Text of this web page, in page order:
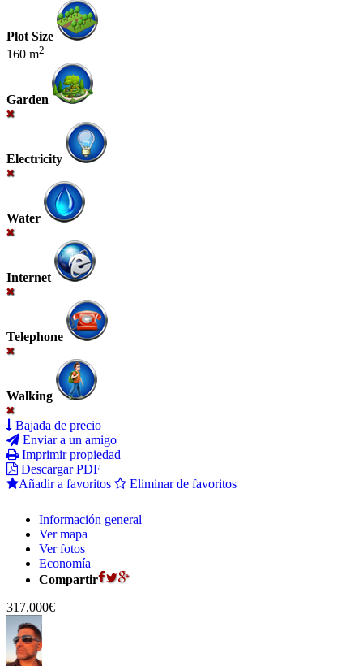
Plot Size
160 m2
Garden
Electricity
Water
Internet
Telephone
Walking
Bajada de precio
Enviar a un amigo
Imprimir propiedad
Descargar PDF
Añadir a favoritos
Eliminar de favoritos
Información general
Ver mapa
Ver fotos
Economía
Compartir
317.000€